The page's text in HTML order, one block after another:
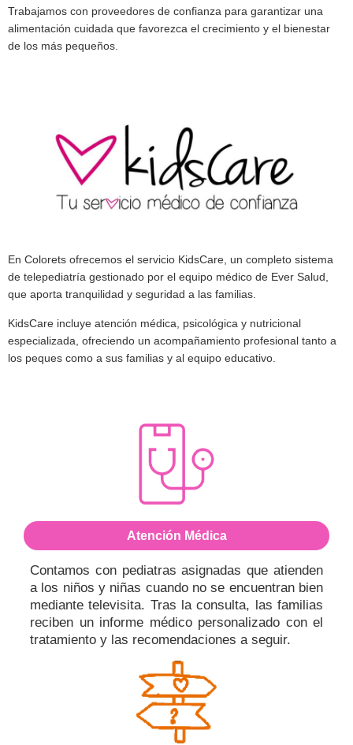
Trabajamos con proveedores de confianza para garantizar una
alimentación cuidada que favorezca el crecimiento y el bienestar
de los más pequeños.
En Colorets ofrecemos el servicio KidsCare, un completo sistema
de telepediatría gestionado por el equipo médico de Ever Salud,
que aporta tranquilidad y seguridad a las familias.
KidsCare incluye atención médica, psicológica y nutricional
especializada, ofreciendo un acompañamiento profesional tanto a
los peques como a sus familias y al equipo educativo.
Atención Médica
Contamos con pediatras asignadas que atienden
a los niños y niñas cuando no se encuentran bien
mediantetelevisita. Tras la consulta, las familias
reciben un informe médico personalizado con el
tratamiento y las recomendaciones a seguir.